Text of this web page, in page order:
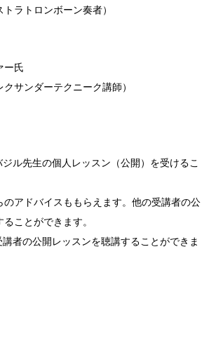
トラトロンボーン奏者）
ー氏
クサンダーテクニーク講師）
ル先生の個人レッスン（公開）を受けるこ
のアドバイスももらえます。他の受講者の公
ことができます。
者の公開レッスンを聴講することができま